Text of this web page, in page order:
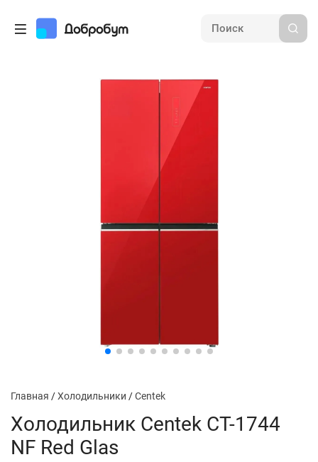
Главная /Холодильники /Centek
Холодильник Centek CT-1744
NF Red Glas